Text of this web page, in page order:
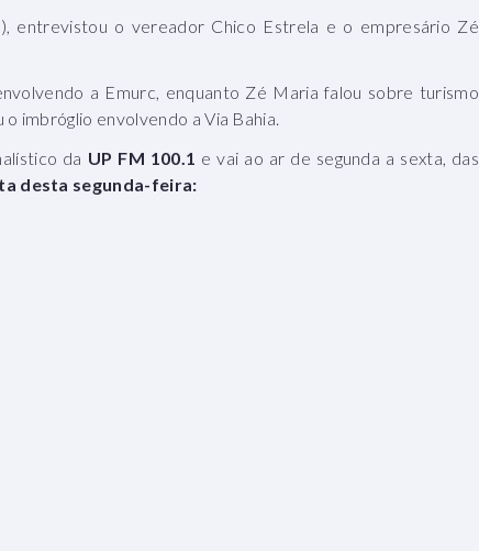
entrevistou o vereador Chico Estrela e o empresário Zé
a Emurc, enquanto Zé Maria falou sobre turismo
imbróglio envolvendo a Via Bahia.
da UP FM 100.1 e vai ao ar de segunda a sexta, das
desta segunda-feira: